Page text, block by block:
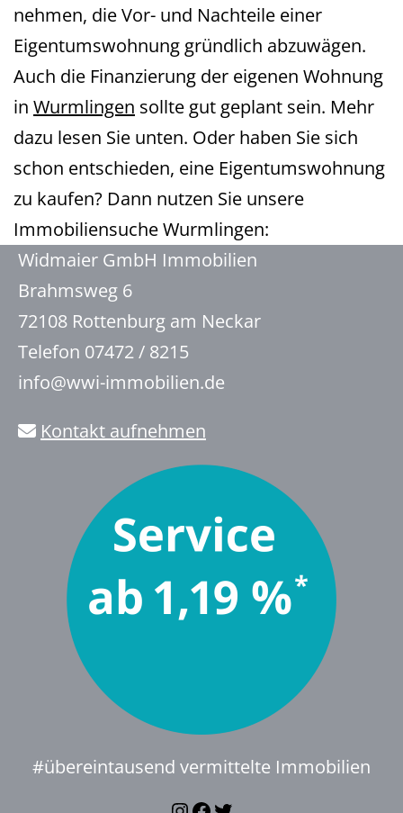
nehmen, die Vor- und Nachteile einer
Eigentumswohnung gründlich abzuwägen.
Auch die Finanzierung der eigenen Wohnung
in Wurmlingen sollte gut geplant sein. Mehr
dazu lesen Sie unten. Oder haben Sie sich
schon entschieden, eine Eigentumswohnung
zu kaufen? Dann nutzen Sie unsere
Immobiliensuche Wurmlingen:
Widmaier GmbH Immobilien
Brahmsweg 6
72108 Rottenburg am Neckar
Telefon 07472 / 8215
info@wwi-immobilien.de
Kontakt aufnehmen
#übereintausend vermittelte Immobilien